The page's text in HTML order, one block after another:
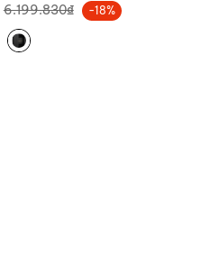
6.199.830₫ -18%